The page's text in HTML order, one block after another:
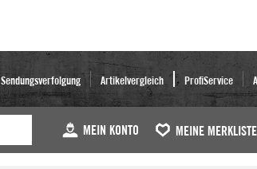
Sendungsverfolgung Artikelvergleich ProfiService
MEIN KONTO MEINE